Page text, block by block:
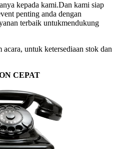
kepada kami.Dan kami siap
penting anda dengan
terbaik untukmendukung
untuk ketersediaan stok dan
CEPAT